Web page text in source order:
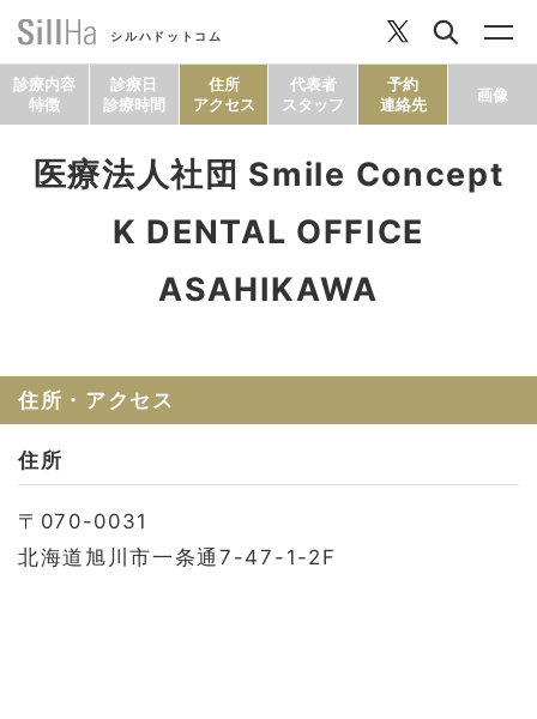
シルハドットコム
コラム
ヘルシーレシピ
お問い合わせ
診療内容
特徴
診療日
診療時間
住所
アクセス
代表者
スタッフ
予約
連絡先
画像
医療法人社団 Smile Concept
K DENTAL OFFICE
ASAHIKAWA
住所・アクセス
住所
〒070-0031
北海道旭川市一条通7-47-1-2F